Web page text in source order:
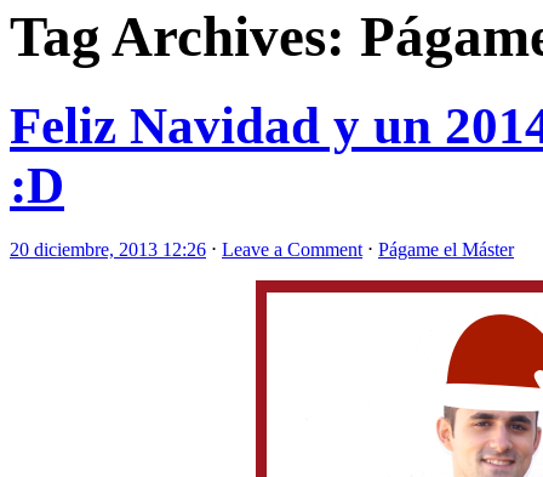
Tag Archives:
Feliz Navidad y un
:D
20 diciembre, 2013 12:26 ⋅ Leave a Comment⋅ Págame el Máster